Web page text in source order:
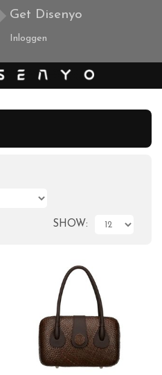
Get Disenyo
Inloggen
SHOW